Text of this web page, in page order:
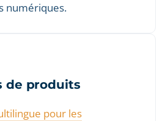
numériques.
de produits
pour les